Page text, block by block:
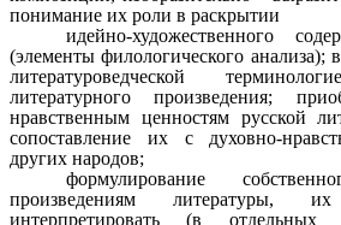
понимание их роли в раскрытии
идейно-художественного
(элементы филологического анализа);
литературоведческой
литературного произведения;
нравственным ценностям русской
сопоставление их с духовно-
других народов;
формулирование
произведениям литературы,
интерпретировать (в отдельных